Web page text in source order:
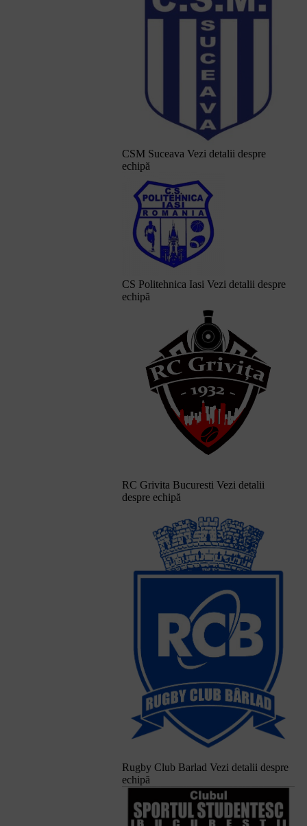
CSM Suceava Vezi detalii despre
echipă
CS Politehnica Iasi Vezi detalii despre
echipă
RC Grivita Bucuresti Vezi detalii
despre echipă
Rugby Club Barlad Vezi detalii despre
echipă